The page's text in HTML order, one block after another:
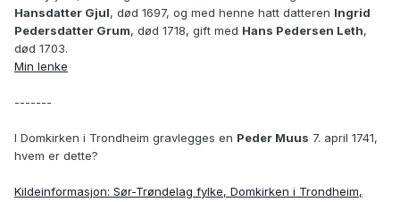
Hansdatter Gjul, død 1697, og med henne hatt datteren Ingrid
Pedersdatter Grum, død 1718, gift med Hans Pedersen Leth,
død 1703.
Min lenke
-------
I Domkirken i Trondheim gravlegges en Peder Muus 7. april 1741,
hvem er dette?
Kildeinformasjon: Sør-Trøndelag fylke, Domkirken i Trondheim,